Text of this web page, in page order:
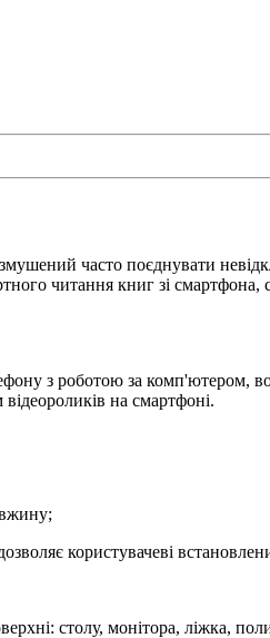
часто поєднувати
читання книг зі смартфона,
з роботою за комп'ютером,
на смартфоні.
користувачеві
столу, монітора, ліжка,